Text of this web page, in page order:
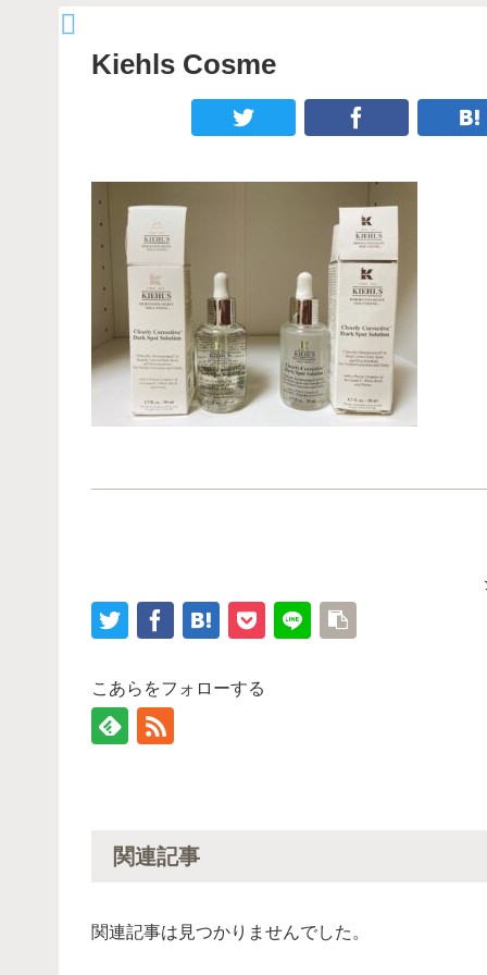
Kiehls Cosme
こあらをフォローする
関連記事
関連記事は見つかりませんでした。